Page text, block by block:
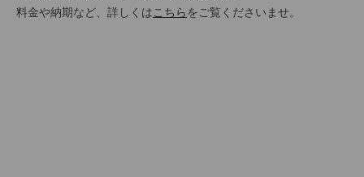
料金や納期など、詳しくはこちら をご覧くださいませ。